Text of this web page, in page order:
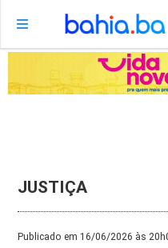
JUSTIÇA
Publicado em 16/06/2026 às